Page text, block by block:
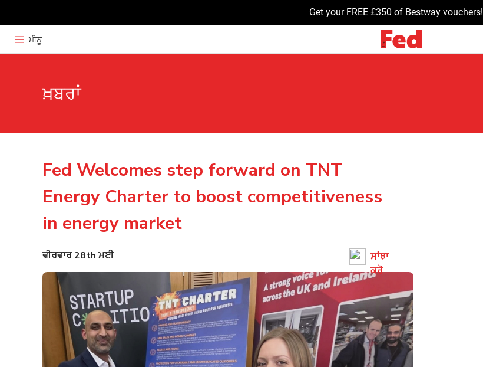
Get your FREE £350 of Bestway vouchers!
ਮੀਨੂ
ਖ਼ਬਰਾਂ
Fed Welcomes step forward on TNT
Energy Charter to boost competitiveness
in energy market
ਵੀਰਵਾਰ 28th ਮਈ
ਸਾਂਝਾ
ਕਰੋ